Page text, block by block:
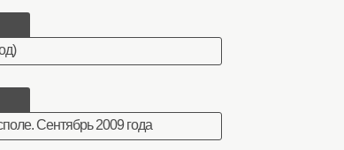
Сентябрь 2009 года